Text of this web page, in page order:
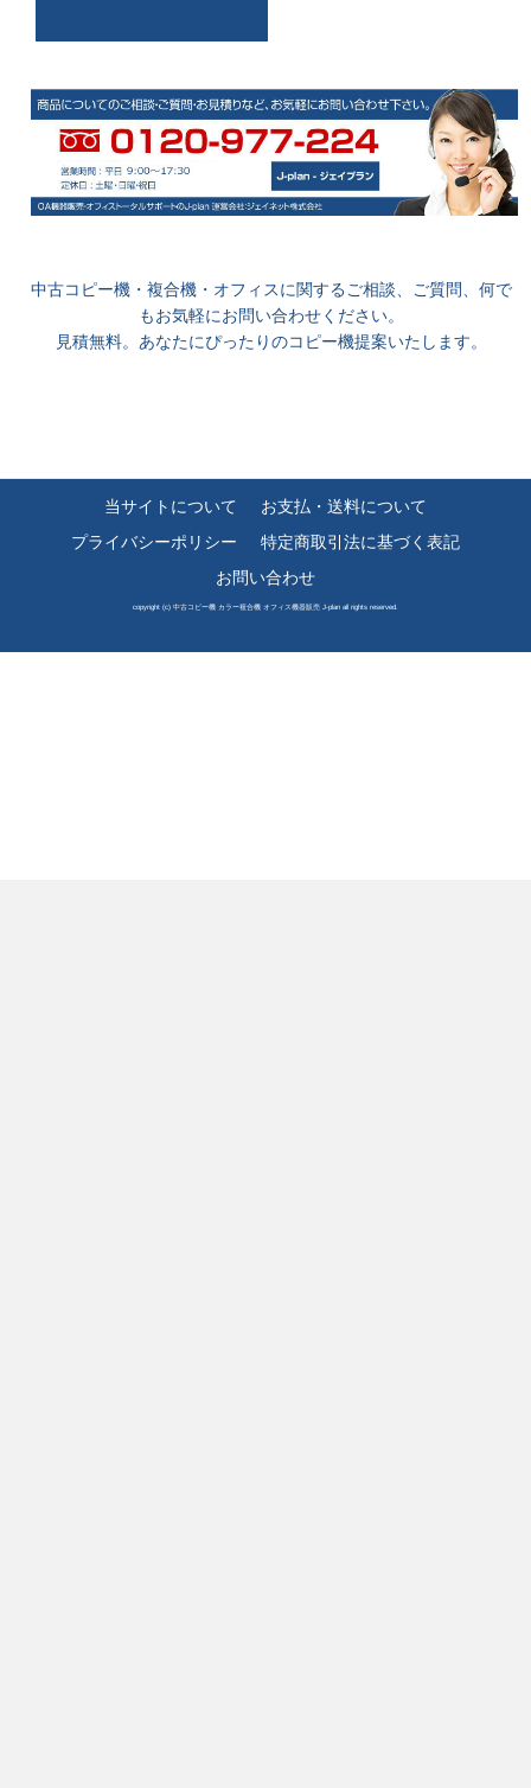
中古コピー機・複合機・オフィスに関するご相談、ご質問、何で
もお気軽にお問い合わせください。
見積無料。あなたにぴったりのコピー機提案いたします。
当サイトについて
お支払・送料について
プライバシーポリシー
特定商取引法に基づく表記
お問い合わせ
copyright (c) 中古コピー機 カラー複合機 オフィス機器販売 J-plan all rights reserved.